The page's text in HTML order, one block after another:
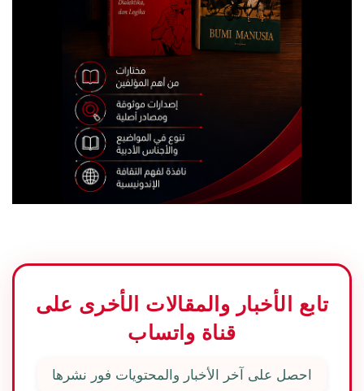
تابع الأخبار والمقالات الأخرى على
قناة واتساب
احصل على آخر الأخبار والمحتويات فور نشرها